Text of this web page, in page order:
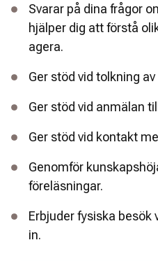
Svarar på dina frågor
hjälper dig att förstå
agera.
Ger stöd vid tolkning av
Ger stöd vid anmälan
Ger stöd vid kontakt
Genomför
föreläsningar.
Erbjuder fysiska besök
in.